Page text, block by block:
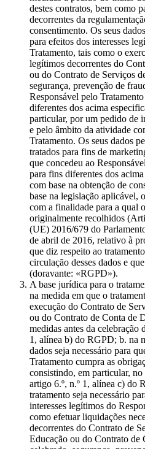
destes contratos, bem como
decorrentes da
consentimento. Os seus
para efeitos dos interesses
Tratamento, tais como o
legítimos decorrentes do
ou do Contrato de Serviços
segurança, prevenção de
Responsável pelo
diferentes dos acima
particular, por um pedido de
e pelo âmbito da atividade
Tratamento. Os seus dados
tratados para fins de
que concedeu ao
para fins diferentes dos
com base na obtenção de
base na legislação
com a finalidade para a qual
originalmente recolhidos
(UE) 2016/679 do
de abril de 2016, relativo à
que diz respeito ao
circulação desses dados e
(doravante: «RGPD»).
A base jurídica para o
na medida em que o
execução do Contrato de
ou do Contrato de Conta de
medidas antes da
1, alínea b) do RGPD; b. na
dados seja necessário para
Tratamento cumpra as
consistindo, em particular,
artigo 6.º, n.º 1, alínea c) do
tratamento seja necessário
interesses legítimos do
como efetuar liquidações
decorrentes do Contrato de
Educação ou do Contrato de